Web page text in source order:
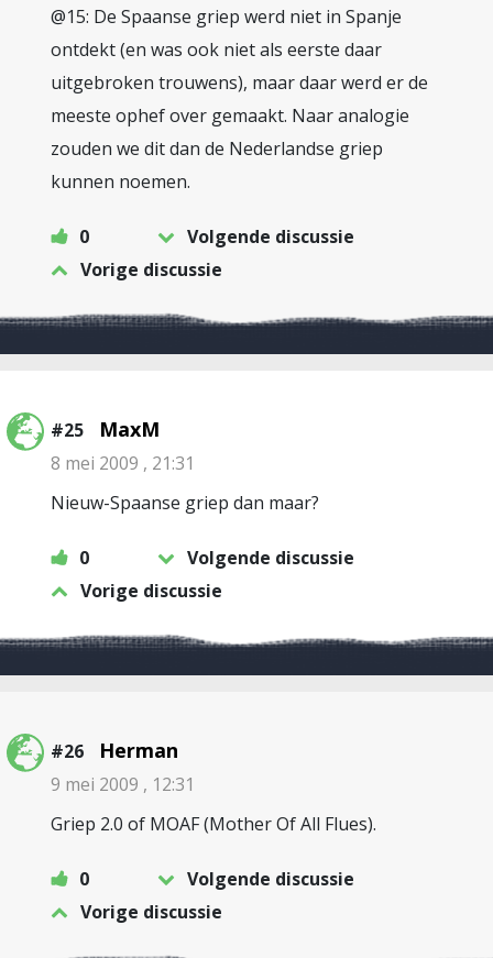
@15: De Spaanse griep werd niet in Spanje
ontdekt (en was ook niet als eerste daar
uitgebroken trouwens), maar daar werd er de
meeste ophef over gemaakt. Naar analogie
zouden we dit dan de Nederlandse griep
kunnen noemen.
0
Volgende discussie
Vorige discussie
#25 MaxM
8 mei 2009 , 21:31
Nieuw-Spaanse griep dan maar?
0
Volgende discussie
Vorige discussie
#26 Herman
9 mei 2009 , 12:31
Griep 2.0 of MOAF (Mother Of All Flues).
0
Volgende discussie
Vorige discussie